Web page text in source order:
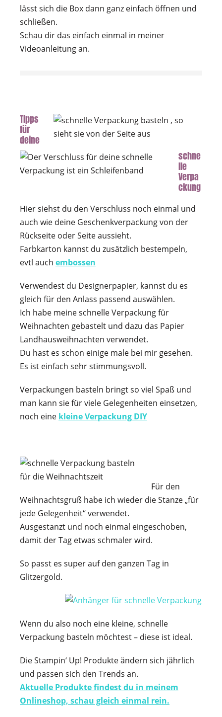
lässt sich die Box dann ganz einfach öffnen und
schließen.
Schau dir das einfach einmal in meiner
Videoanleitung an.
Tipps
für
deine
schne
lle
Verpa
ckung
Hier siehst du den Verschluss noch einmal und
auch wie deine Geschenkverpackung von der
Rückseite oder Seite aussieht.
Farbkarton kannst du zusätzlich bestempeln,
evtl auch embossen
Verwendest du Designerpapier, kannst du es
gleich für den Anlass passend auswählen.
Ich habe meine schnelle Verpackung für
Weihnachten gebastelt und dazu das Papier
Landhausweihnachten verwendet.
Du hast es schon einige male bei mir gesehen.
Es ist einfach sehr stimmungsvoll.
Verpackungen basteln bringt so viel Spaß und
man kann sie für viele Gelegenheiten einsetzen,
noch eine kleine Verpackung DIY
Für den
Weihnachtsgruß habe ich wieder die Stanze „für
jede Gelegenheit“ verwendet.
Ausgestanzt und noch einmal eingeschoben,
damit der Tag etwas schmaler wird.
So passt es super auf den ganzen Tag in
Glitzergold.
Wenn du also noch eine kleine, schnelle
Verpackung basteln möchtest – diese ist ideal.
Die Stampin‘ Up! Produkte ändern sich jährlich
und passen sich den Trends an.
Aktuelle Produkte findest du in meinem
Onlineshop, schau gleich einmal rein.